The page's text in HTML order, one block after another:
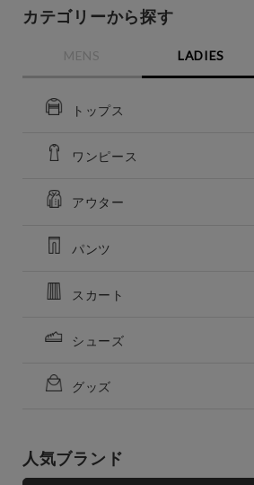
在庫あり
カテゴリーから探す
MENS LADIES
トップス
ワンピース
アウター
パンツ
スカート
シューズ
グッズ
人気ブランド